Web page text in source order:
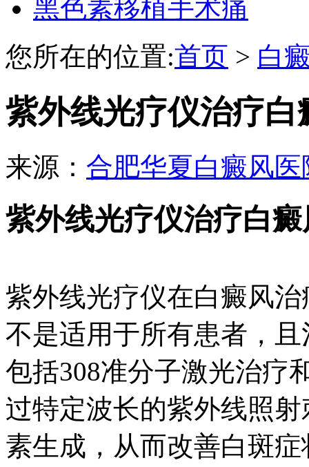
黑色素移植手术痛
您所在的位置:首页 > 白
紫外线光疗仪治疗白
来源： 合肥华夏白癜风医
紫外线光疗仪治疗白
紫外线光疗仪在白癜风
不是适用于所有患者，
包括308准分子激光治疗
过特定波长的紫外线照
素生成，从而改善白斑